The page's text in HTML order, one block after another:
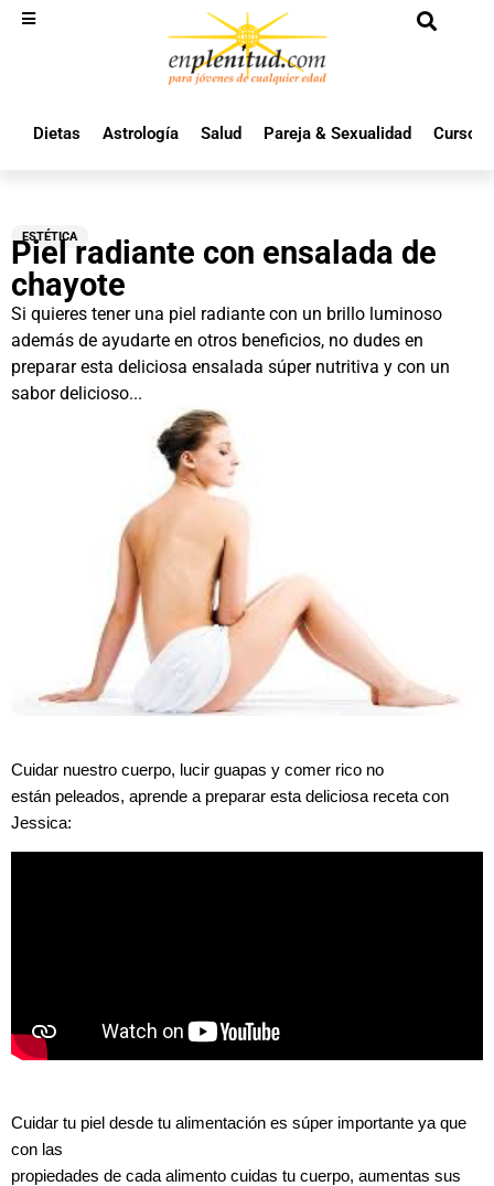
Dietas Astrología Salud Pareja & Sexualidad Cursos
ESTÉTICA
Piel radiante con ensalada de
chayote
Si quieres tener una piel radiante con un brillo luminoso
además de ayudarte en otros beneficios, no dudes en
preparar esta deliciosa ensalada súper nutritiva y con un
sabor delicioso...
Cuidar nuestro cuerpo, lucir guapas y comer rico no
están peleados, aprende a preparar esta deliciosa receta con
Jessica:
Cuidar tu piel desde tu alimentación es súper importante ya que
con las
propiedades de cada alimento cuidas tu cuerpo, aumentas sus